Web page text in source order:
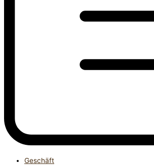
Geschäft